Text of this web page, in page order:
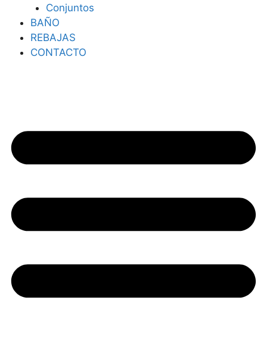
Conjuntos
BAÑO
REBAJAS
CONTACTO